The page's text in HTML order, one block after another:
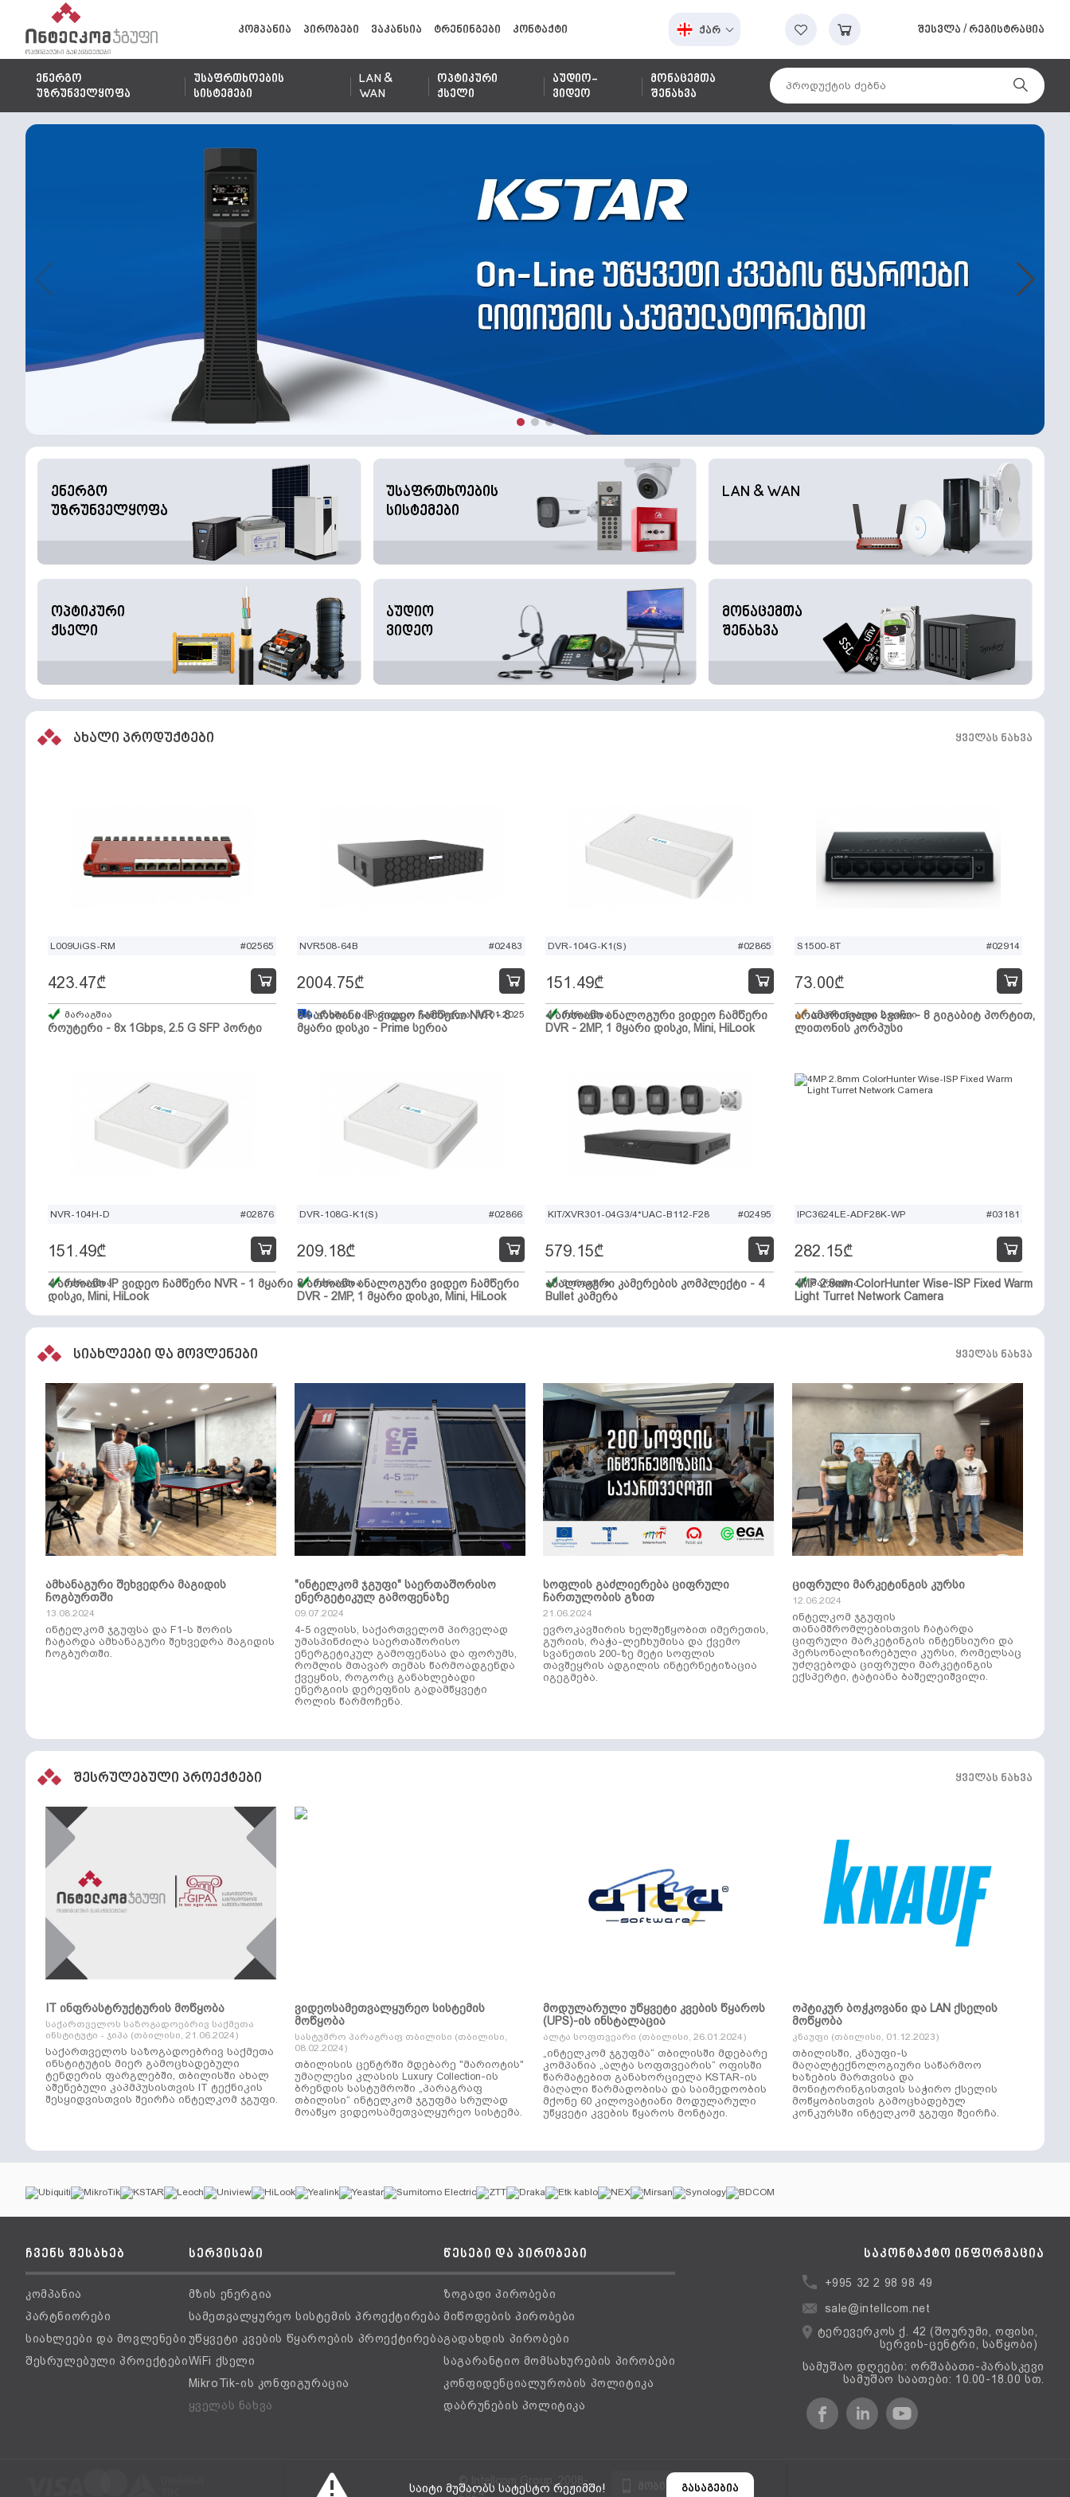
კომპანია პირობები ვაკანსია ტრენინგები კონტაქტი ქარ შესვლა / რეგისტრაცია
ენერგო
უზრუნველყოფა
უსაფრთხოების
სისტემები
LAN &
WAN
ოპტიკური
ქსელი
აუდიო-
ვიდეო
მონაცემთა
შენახვა
ენერგო
უზრუნველყოფა
უსაფრთხოების
სისტემები
LAN & WAN
ოპტიკური
ქსელი
აუდიო
ვიდეო
მონაცემთა
შენახვა
ახალი პროდუქტები ყველას ნახვა
L009UiGS-RM #02565
როუტერი - 8x 1Gbps, 2.5 G SFP პორტი
423.47₾
მარაგშია
NVR508-64B #02483
64 არხიანი IP ვიდეო ჩამწერი NVR - 8
მყარი დისკი - Prime სერია
2004.75₾
გზაშია, სავარაუდო ჩამოსვლა: 10.01.2025
DVR-104G-K1(S) #02865
4 არხიანი ანალოგური ვიდეო ჩამწერი
DVR - 2MP, 1 მყარი დისკი, Mini, HiLook
151.49₾
მარაგშია
S1500-8T #02914
არამართვადი სვიჩი - 8 გიგაბიტ პორტით,
ლითონის კორპუსი
73.00₾
დარჩენილია 2 ცალი
NVR-104H-D #02876
4 არხიანი IP ვიდეო ჩამწერი NVR - 1 მყარი
დისკი, Mini, HiLook
151.49₾
მარაგშია
DVR-108G-K1(S) #02866
8 არხიანი ანალოგური ვიდეო ჩამწერი
DVR - 2MP, 1 მყარი დისკი, Mini, HiLook
209.18₾
მარაგშია
KIT/XVR301-04G3/4*UAC-B112-F28 #02495
ანალოგური კამერების კომპლექტი - 4
Bullet კამერა
579.15₾
მარაგშია
IPC3624LE-ADF28K-WP #03181
4MP 2.8mm ColorHunter Wise-ISP Fixed Warm
Light Turret Network Camera
282.15₾
მარაგშია
სიახლეები და მოვლენები ყველას ნახვა
ამხანაგური შეხვედრა მაგიდის
ჩოგბურთში
13.08.2024
ინტელკომ ჯგუფსა და F1-ს შორის
ჩატარდა ამხანაგური შეხვედრა მაგიდის
ჩოგბურთში.
"ინტელკომ ჯგუფი" საერთაშორისო
ენერგეტიკულ გამოფენაზე
09.07.2024
4-5 ივლისს, საქართველომ პირველად
უმასპინძილა საერთაშორისო
ენერგეტიკულ გამოფენასა და ფორუმს,
რომლის მთავარ თემას წარმოადგენდა
ქვეყნის, როგორც განახლებადი
ენერგიის დერეფნის გადამწყვეტი
როლის წარმოჩენა.
სოფლის გაძლიერება ციფრული
ჩართულობის გზით
21.06.2024
ევროკავშირის ხელშეწყობით იმერეთის,
გურიის, რაჭა-ლეჩხუმისა და ქვემო
სვანეთის 200-ზე მეტი სოფლის
თავშეყრის ადგილის ინტერნეტიზაცია
იგეგმება.
ციფრული მარკეტინგის კურსი
12.06.2024
ინტელკომ ჯგუფის
თანამშრომლებისთვის ჩატარდა
ციფრული მარკეტინგის ინტენსიური და
პერსონალიზირებული კურსი, რომელსაც
უძღვებოდა ციფრული მარკეტინგის
ექსპერტი, ტატიანა ბაშელეიშვილი.
შესრულებული პროექტები ყველას ნახვა
IT ინფრასტრუქტურის მოწყობა
საქართველოს საზოგადოებრივ საქმეთა
ინსტიტუტი - ჯიპა (თბილისი, 21.06.2024)
საქართველოს საზოგადოებრივ საქმეთა
ინსტიტუტის მიერ გამოცხადებული
ტენდერის ფარგლებში, თბილისში ახალ
აშენებული კაპმპუსისთვის IT ტექნიკის
შესყიდვისთვის შეირჩა ინტელკომ ჯგუფი.
ვიდეოსამეთვალყურეო სისტემის
მოწყობა
სასტუმრო პარაგრაფ თბილისი (თბილისი,
08.02.2024)
თბილისის ცენტრში მდებარე "მარიოტის"
უმაღლესი კლასის Luxury Collection-ის
ბრენდის სასტუმროში „პარაგრაფ
თბილისი“ ინტელკომ ჯგუფმა სრულად
მოაწყო ვიდეოსამეთვალყურეო სისტემა.
მოდულარული უწყვეტი კვების წყაროს
(UPS)-ის ინსტალაცია
ალტა სოფთვეარი (თბილისი, 26.01.2024)
„ინტელკომ ჯგუფმა“ თბილისში მდებარე
კომპანია „ალტა სოფთვეარის“ ოფისში
წარმატებით განახორციელა KSTAR-ის
მაღალი წარმადობისა და საიმედოობის
მქონე 60 კილოვატიანი მოდულარული
უწყვეტი კვების წყაროს მონტაჟი.
ოპტიკურ ბოჭკოვანი და LAN ქსელის
მოწყობა
კნაუფი (თბილისი, 01.12.2023)
თბილისში, კნაუფი-ს
მაღალტექნოლოგიური საწარმოო
ხაზების მართვისა და
მონიტორინგისთვის საჭირო ქსელის
მოწყობისთვის გამოცხადებულ
კონკურსში ინტელკომ ჯგუფი შეირჩა.
ჩვენს შესახებ
კომპანია
პარტნიორები
სიახლეები და მოვლენები
შესრულებული პროექტები
სერვისები
მზის ენერგია
სამეთვალყურეო სისტემის პროექტირება
უწყვეტი კვების წყაროების პროექტირება
WiFi ქსელი
MikroTik-ის კონფიგურაცია
ყველას ნახვა
წესები და პირობები
ზოგადი პირობები
მიწოდების პირობები
გადახდის პირობები
საგარანტიო მომსახურების პირობები
კონფიდენციალურობის პოლიტიკა
დაბრუნების პოლიტიკა
საკონტაქტო ინფორმაცია
+995 32 2 98 98 49
sale@intellcom.net
ტერევერკოს ქ. 42 (შოურუმი, ოფისი,
სერვის-ცენტრი, საწყობი)
სამუშაო დღეები: ორშაბათი-პარასკევი
სამუშაო საათები: 10.00-18.00 სთ.
2024
მობილური ვერსია
საიტი მუშაობს სატესტო რეჟიმში! გასაგებია